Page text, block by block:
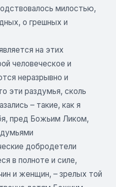
милостью,
о грешных и
на этих
человеческое и
неразрывно и
эти раздумья, сколь
– такие, как я
пред Божьим Ликом,
добродетели
в полноте и силе,
и женщин, – зрелых той